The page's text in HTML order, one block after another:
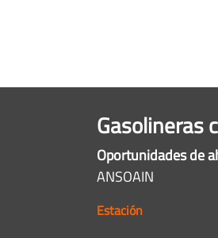
Gasolineras
Oportunidades de
ANSOAIN
Estación